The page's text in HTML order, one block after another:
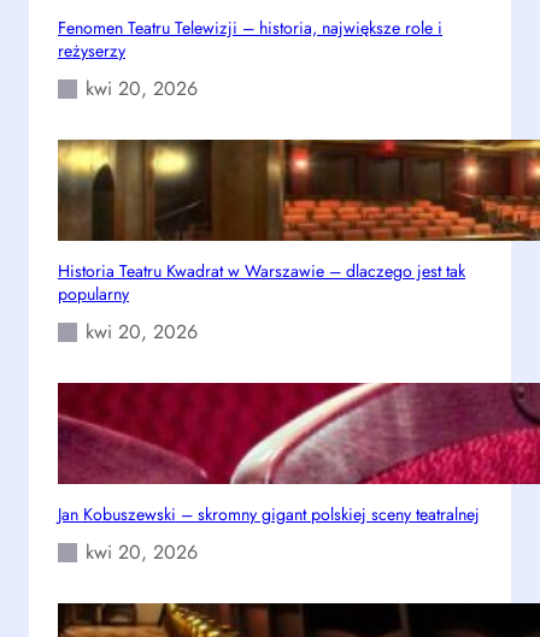
u
Fenomen Teatru Telewizji – historia, największe role i
reżyserzy
kwi 20, 2026
Historia Teatru Kwadrat w Warszawie – dlaczego jest tak
popularny
kwi 20, 2026
Jan Kobuszewski – skromny gigant polskiej sceny teatralnej
kwi 20, 2026